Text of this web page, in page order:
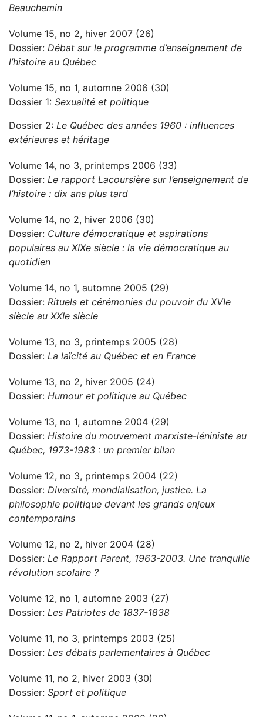
Beauchemin
Volume 15, no 2, hiver 2007 (26)
Dossier: Débat sur le programme d’enseignement de
l’histoire au Québec
Volume 15, no 1, automne 2006 (30)
Dossier 1: Sexualité et politique
Dossier 2: Le Québec des années 1960 : influences
extérieures et héritage
Volume 14, no 3, printemps 2006 (33)
Dossier: Le rapport Lacoursière sur l’enseignement de
l’histoire : dix ans plus tard
Volume 14, no 2, hiver 2006 (30)
Dossier: Culture démocratique et aspirations
populaires au XIXe siècle : la vie démocratique au
quotidien
Volume 14, no 1, automne 2005 (29)
Dossier: Rituels et cérémonies du pouvoir du XVIe
siècle au XXIe siècle
Volume 13, no 3, printemps 2005 (28)
Dossier: La laïcité au Québec et en France
Volume 13, no 2, hiver 2005 (24)
Dossier: Humour et politique au Québec
Volume 13, no 1, automne 2004 (29)
Dossier: Histoire du mouvement marxiste-léniniste au
Québec, 1973-1983 : un premier bilan
Volume 12, no 3, printemps 2004 (22)
Dossier: Diversité, mondialisation, justice. La
philosophie politique devant les grands enjeux
contemporains
Volume 12, no 2, hiver 2004 (28)
Dossier: Le Rapport Parent, 1963-2003. Une tranquille
révolution scolaire ?
Volume 12, no 1, automne 2003 (27)
Dossier: Les Patriotes de 1837-1838
Volume 11, no 3, printemps 2003 (25)
Dossier: Les débats parlementaires à Québec
Volume 11, no 2, hiver 2003 (30)
Dossier: Sport et politique